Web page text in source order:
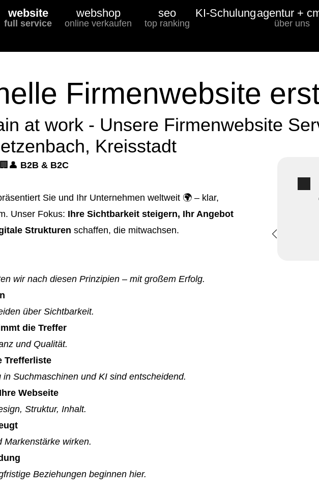
website
full service
webshop
online verkaufen
seo
top ranking
KI-Schulungagentur +
über uns
Firmenwebsite
at work - Unsere Firmenwebsite
Kreisstadt
🏢👤 B2B & B2C
Sie und Ihr Unternehmen weltweit 🌍 – klar,
Unser Fokus: Ihre Sichtbarkeit steigern, Ihr Angebot
Strukturen schaffen, die mitwachsen.
wir nach diesen Prinzipien – mit großem Erfolg.
über Sichtbarkeit.
die Treffer
und Qualität.
Trefferliste
Suchmaschinen und KI sind entscheidend.
Webseite
Struktur, Inhalt.
Markenstärke wirken.
Beziehungen beginnen hier.